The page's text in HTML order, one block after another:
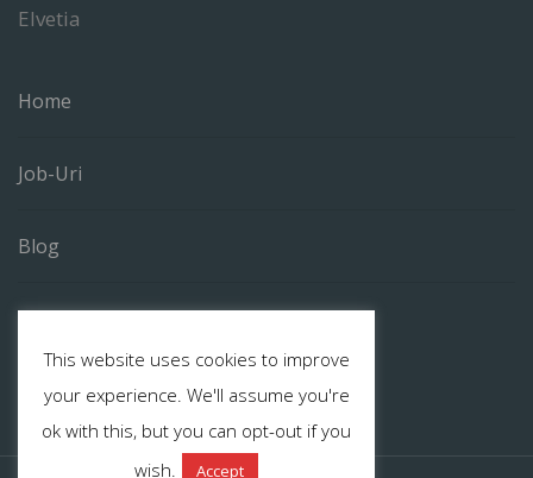
Elvetia
Home
Job-Uri
Blog
Contact
This website uses cookies to improve
your experience. We'll assume you're
ok with this, but you can opt-out if you
wish.
Accept